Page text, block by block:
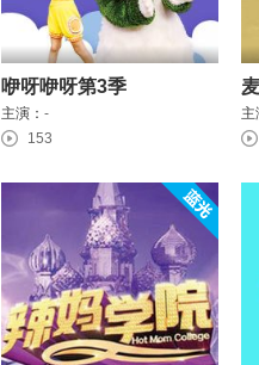
咿呀咿呀第3季
主演： -
153
主